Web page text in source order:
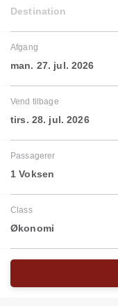
Destination
Afgang
man. 27. jul. 2026
Vend tilbage
tirs. 28. jul. 2026
Passagerer
1 Voksen
Class
Økonomi